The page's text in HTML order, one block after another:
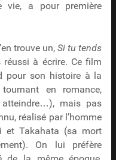
vie, a pour première
trouve un,Si tu tends
à écrire. Ce film
pour son histoire à la
en romance,
mais pas
réalisé par l’homme
et Takahata (sa mort
On lui préfère